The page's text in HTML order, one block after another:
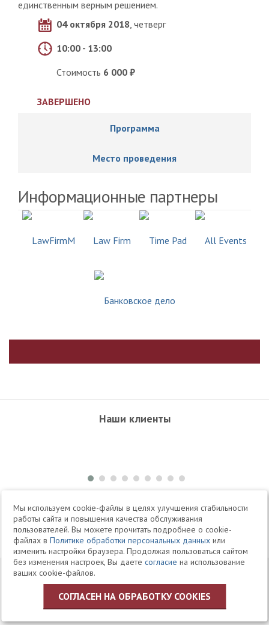
единственным верным решением.
04 октября 2018, четверг
10:00 - 13:00
Стоимость 6 000
ЗАВЕРШЕНО
Программа
Место проведения
Информационные партнеры
Наши клиенты
+7 495 504-34-61
Telegram Max
© 1994-2026 Юридическая Фирма «Клифф»
Юридические услуги, аудит, офшоры
Политика ЗАО «Юридическая фирма «КЛИФФ» в отношении
обработки персональных данных пользователей
Мы используем cookie-файлы в целях улучшения стабильности
работы сайта и повышения качества обслуживания
пользователей. Вы можете прочитать подробнее о cookie-
файлах вПолитике обработки персональных данных или
изменить настройки браузера. Продолжая пользоваться сайтом
без изменения настроек, Вы даетесогласие на использование
ваших cookie-файлов.
СОГЛАСЕН НА ОБРАБОТКУ COOKIES